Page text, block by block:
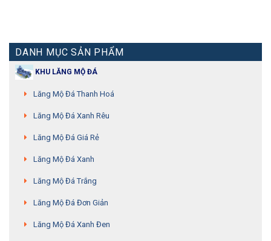
DANH MỤC SẢN PHẨM
KHU LĂNG MỘ ĐÁ
Lăng Mộ Đá Thanh Hoá
Lăng Mộ Đá Xanh Rêu
Lăng Mộ Đá Giá Rẻ
Lăng Mộ Đá Xanh
Lăng Mộ Đá Trắng
Lăng Mộ Đá Đơn Giản
Lăng Mộ Đá Xanh Đen